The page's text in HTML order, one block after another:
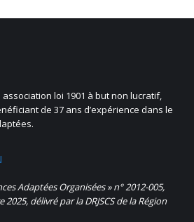
association loi 1901 à but non lucratif,
de 37 ans d’expérience dans le
Adaptées Organisées » n° 2012-005,
délivré par la DRJSCS de la Région